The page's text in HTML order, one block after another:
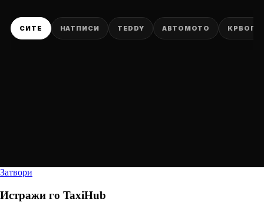
СИТЕ НАТПИСИ TEDDY АВТОМОТО
Затвори
Истражи го TaxiHub